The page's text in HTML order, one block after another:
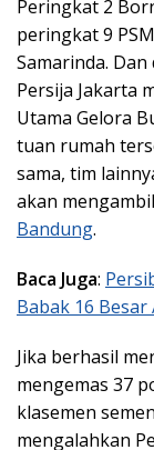
Peringkat 2
peringkat 9
Samarinda.
Persija Jakarta
Utama Gelora
tuan rumah
sama, tim
akan
Bandung.
Baca Juga:
Babak 16 Besar
Jika berhasil
mengemas 37
klasemen
mengalahkan